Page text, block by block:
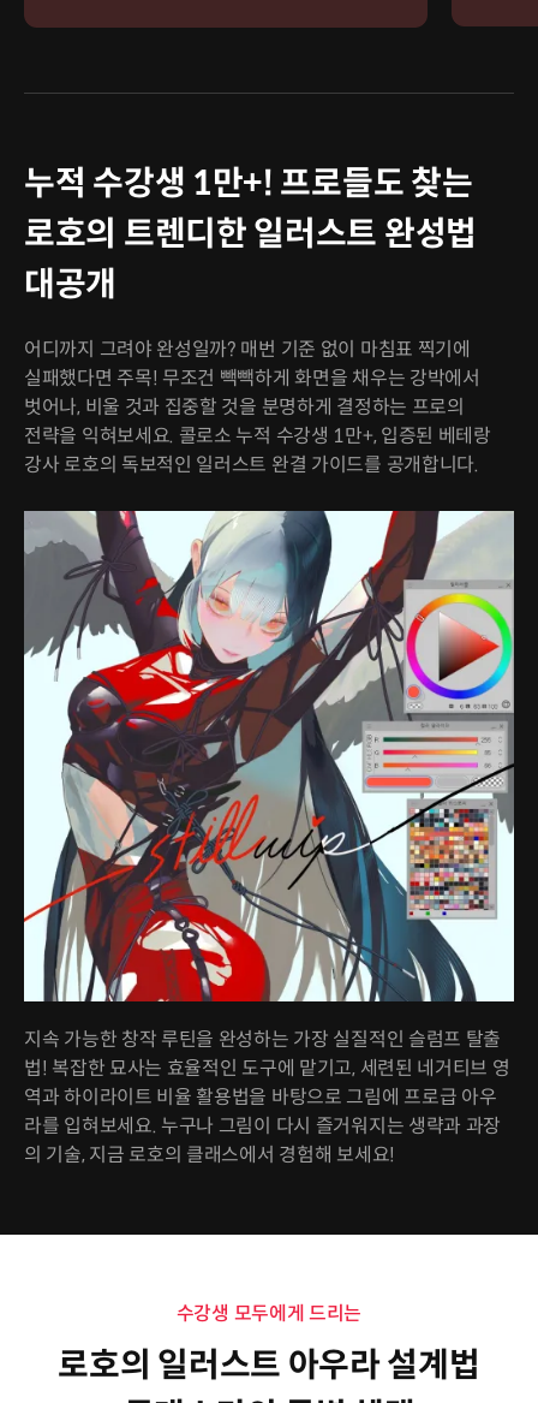
누적 수강생 1만+! 프로들도 찾는
로호의 트렌디한 일러스트 완성법
대공개
어디까지 그려야 완성일까? 매번 기준 없이 마침표 찍기에
실패했다면 주목! 무조건 빽빽하게 화면을 채우는 강박에서
벗어나, 비울 것과 집중할 것을 분명하게 결정하는 프로의
전략을 익혀보세요. 콜로소 누적 수강생 1만+, 입증된 베테랑
강사 로호의 독보적인 일러스트 완결 가이드를 공개합니다.
지속 가능한 창작 루틴을 완성하는 가장 실질적인 슬럼프 탈출
법! 복잡한 묘사는 효율적인 도구에 맡기고, 세련된 네거티브 영
역과 하이라이트 비율 활용법을 바탕으로 그림에 프로급 아우
라를 입혀보세요. 누구나 그림이 다시 즐거워지는 생략과 과장
의 기술, 지금 로호의 클래스에서 경험해 보세요!
수강생 모두에게 드리는
로호의 일러스트 아우라 설계법